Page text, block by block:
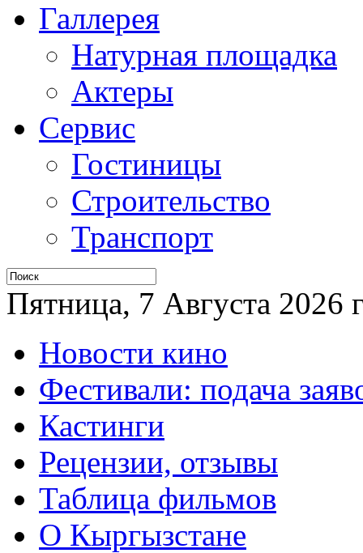
Галлерея
Натурная площадка
Актеры
Сервис
Гостиницы
Строительство
Транспорт
Пятница, 7 Августа 2026
Новости кино
Фестивали: подача
Кастинги
Рецензии, отзывы
Таблица фильмов
О Кыргызстане